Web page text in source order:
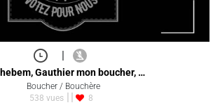
|
Gauthier mon boucher, …
Boucher / Bouchère
538 vues
8